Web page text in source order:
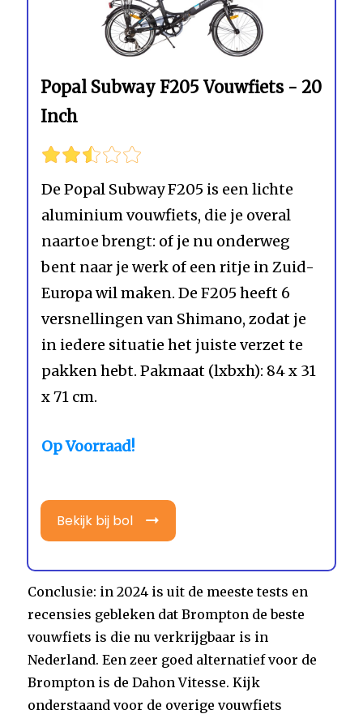
Popal Subway F205 Vouwfiets - 20
Inch
De Popal Subway F205 is een lichte
aluminium vouwfiets, die je overal
naartoe brengt: of je nu onderweg
bent naar je werk of een ritje in Zuid-
Europa wil maken. De F205 heeft 6
versnellingen van Shimano, zodat je
in iedere situatie het juiste verzet te
pakken hebt. Pakmaat (lxbxh): 84 x 31
x 71 cm.
Op Voorraad!
Bekijk bij bol
Conclusie: in 2024 is uit de meeste tests en
recensies gebleken dat Brompton de beste
vouwfiets is die nu verkrijgbaar is in
Nederland. Een zeer goed alternatief voor de
Brompton is de Dahon Vitesse. Kijk
onderstaand voor de overige vouwfiets